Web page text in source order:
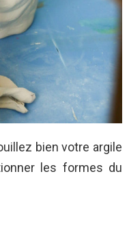
bien votre argile
les formes du